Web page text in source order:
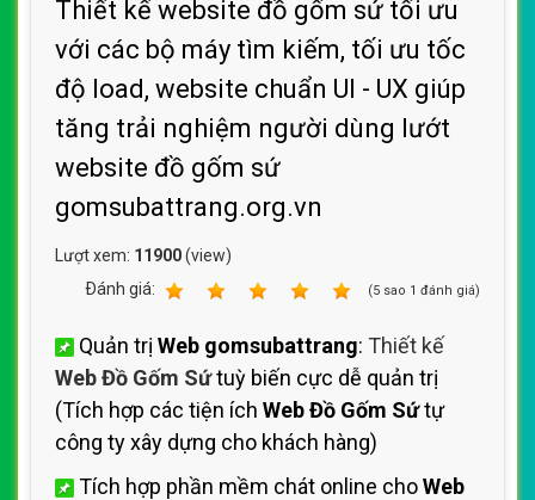
Thiết kế website đồ gốm sứ tối ưu
với các bộ máy tìm kiếm, tối ưu tốc
độ load, website chuẩn UI - UX giúp
tăng trải nghiệm người dùng lướt
website đồ gốm sứ
gomsubattrang.org.vn
Lượt xem: 11900(view)
Ðánh giá:
(5 sao 1 đánh giá)
Quản trị Web gomsubattrang: Thiết kế
Web Đồ Gốm Sứtuỳ biến cực dễ quản trị
(Tích hợp các tiện ích Web Đồ Gốm Sứtự
công ty xây dựng cho khách hàng)
Tích hợp phần mềm chát online choWeb